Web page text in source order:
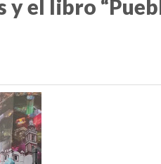
y el libro